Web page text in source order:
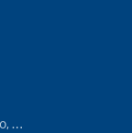
Delfin Spa & Wellness Hotel, Západopomořansko, Polsko